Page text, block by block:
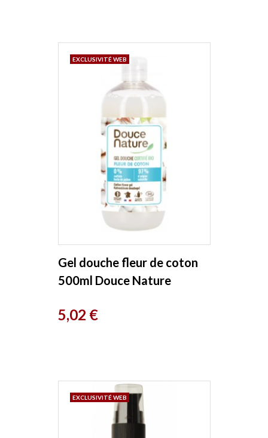
Gel douche fleur de coton
500ml Douce Nature
Prix
5,02 €
EXCLUSIVITÉ WEB
EXCLUSIVITÉ WEB